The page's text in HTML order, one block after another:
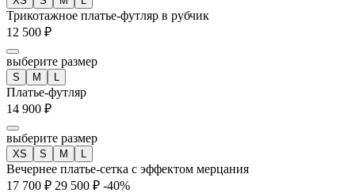
Трикотажное платье-футляр в рубчик
12 500 ₽
выберите размер
S M L
Платье-футляр
14 900 ₽
выберите размер
XS S M L
Вечернее платье-сетка с эффектом мерцания
17 700 ₽ 29 500 ₽ -40%